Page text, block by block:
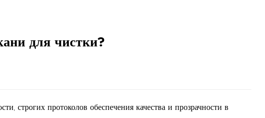
для чистки?
строгих протоколов обеспечения качества и прозрачности в